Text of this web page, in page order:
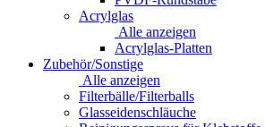
Acrylglas
Alle anzeigen
Acrylglas-Platten
Zubehör/Sonstige
Alle anzeigen
Filterbälle/Filterballs
Glasseidenschläuche